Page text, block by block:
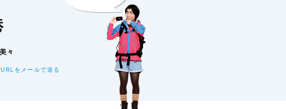
々
URLをメールで送る